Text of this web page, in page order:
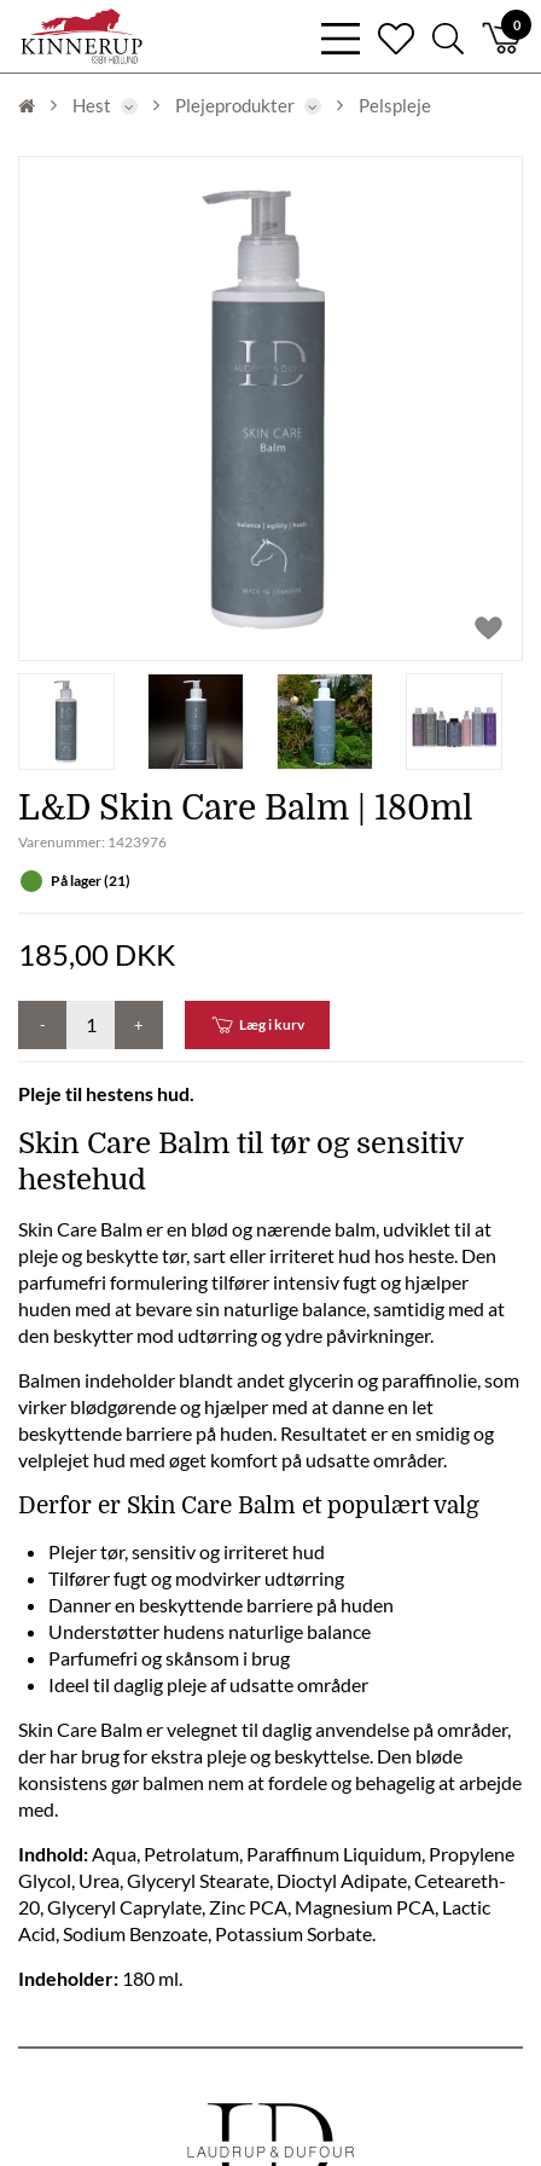
0
bars
light
heart
search
light
Hest Plejeprodukter Pelspleje
L&D Skin Care Balm | 180ml
Varenummer: 1423976
På lager (21)
185,00 DKK
- + Læg i kurv
Pleje til hestens hud.
Skin Care Balm til tør og sensitiv
hestehud
Skin Care Balm er en blød og nærende balm, udviklet til at
pleje og beskytte tør, sart eller irriteret hud hos heste. Den
parfumefri formulering tilfører intensiv fugt og hjælper
huden med at bevare sin naturlige balance, samtidig med at
den beskytter mod udtørring og ydre påvirkninger.
Balmen indeholder blandt andet glycerin og paraffinolie, som
virker blødgørende og hjælper med at danne en let
beskyttende barriere på huden. Resultatet er en smidig og
velplejet hud med øget komfort på udsatte områder.
Derfor er Skin Care Balm et populært valg
Plejer tør, sensitiv og irriteret hud
Tilfører fugt og modvirker udtørring
Danner en beskyttende barriere på huden
Understøtter hudens naturlige balance
Parfumefri og skånsom i brug
Ideel til daglig pleje af udsatte områder
Skin Care Balm er velegnet til daglig anvendelse på områder,
der har brug for ekstra pleje og beskyttelse. Den bløde
konsistens gør balmen nem at fordele og behagelig at arbejde
med.
Indhold:Aqua, Petrolatum, Paraffinum Liquidum, Propylene
Glycol, Urea, Glyceryl Stearate, Dioctyl Adipate, Ceteareth-
20, Glyceryl Caprylate, Zinc PCA, Magnesium PCA, Lactic
Acid, Sodium Benzoate, Potassium Sorbate.
Indeholder: 180 ml.